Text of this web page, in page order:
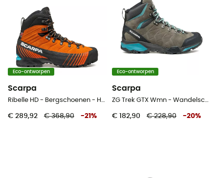
Eco-ontworpen
Scarpa
Ribelle HD - Bergschoenen - Heren
€ 289,92 € 368,90 -21 %
Eco-ontworpen
Scarpa
ZG Trek GTX Wmn - Wandelschoenen Dames
€ 182,90 € 228,90 -20%